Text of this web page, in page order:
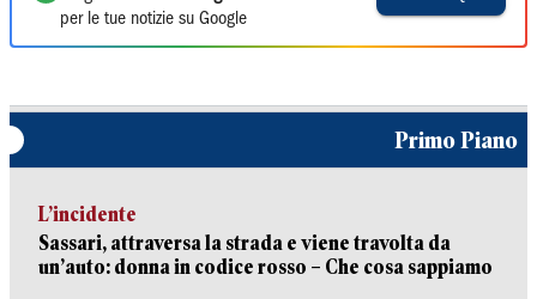
per le tue notizie su Google
Primo Piano
L’incidente
Sassari, attraversa la strada e viene travolta da
un’auto: donna in codice rosso – Che cosa sappiamo